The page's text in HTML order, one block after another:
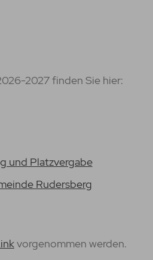
2027 finden Sie hier:
und Platzvergabe
Rudersberg
vorgenommen werden.